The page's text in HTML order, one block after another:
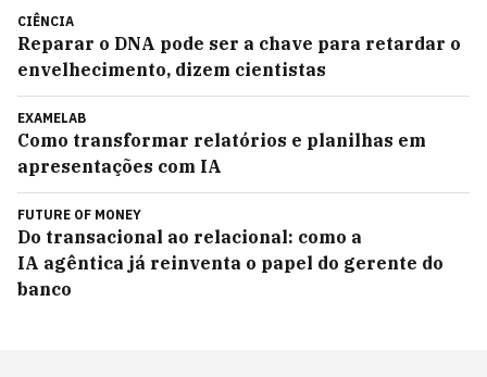
CIÊNCIA
Reparar o DNA pode ser a chave para retardar o
envelhecimento, dizem cientistas
EXAMELAB
Como transformar relatórios e planilhas em
apresentações com IA
FUTURE OF MONEY
Do transacional ao relacional: como a
IA agêntica já reinventa o papel do gerente do
banco